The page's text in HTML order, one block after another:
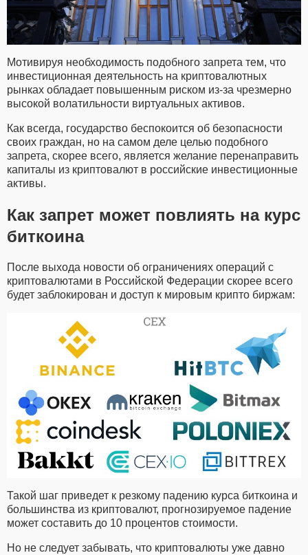
Мотивируя необходимость подобного запрета тем, что
инвестиционная деятельность на криптовалютных
рынках обладает повышенным риском из-за чрезмерно
высокой волатильности виртуальных активов.
Как всегда, государство беспокоится об безопасности
своих граждан, но на самом деле целью подобного
запрета, скорее всего, является желание перенаправить
капиталы из криптовалют в российские инвестиционные
активы.
Как запрет может повлиять на курс
биткоина
После выхода новости об ограничениях операций с
криптовалютами в Российской Федерации скорее всего
будет заблокирован и доступ к мировым крипто биржам:
Такой шаг приведет к резкому падению курса биткоина и
большинства из криптовалют, прогнозируемое падение
может составить до 10 процентов стоимости.
Но не следует забывать, что криптовалюты уже давно